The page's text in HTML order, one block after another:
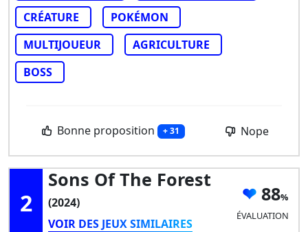
CRÉATURE
POKÉMON
MULTIJOUEUR
AGRICULTURE
BOSS
Bonne proposition + 31 Nope
2
Sons Of The Forest
(2024)
VOIR DES JEUX SIMILAIRES
88
ÉVALUATION